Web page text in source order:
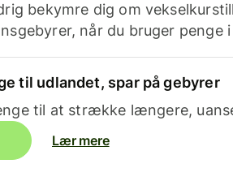
bekymre dig om
når du bruger penge
til udlandet, spar på gebyrer
til at strække længere,
Lær mere